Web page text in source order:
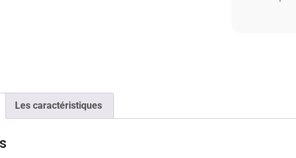
Les caractéristiques